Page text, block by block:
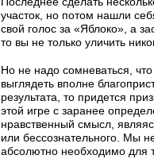
участок, но потом нашли
свой голос за «Яблоко», а
то вы не только уличить
Но не надо сомневаться,
выглядеть вполне
результата, то придется
этой игре с заранее
нравственный смысл,
или бессознательного. Мы
абсолютно необходимо для